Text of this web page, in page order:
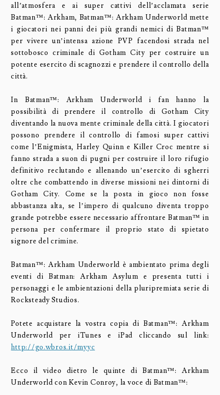
all’atmosfera e ai super cattivi dell’acclamata serie
Batman™: Arkham, Batman™: Arkham Underworld mette
i giocatori nei panni dei più grandi nemici di Batman™
per vivere un’intensa azione PVP facendosi strada nel
sottobosco criminale di Gotham City per costruire un
potente esercito di scagnozzi e prendere il controllo della
città.
In Batman™: Arkham Underworld i fan hanno la
possibilità di prendere il controllo di Gotham City
diventando la nuova mente criminale della città. I giocatori
possono prendere il controllo di famosi super cattivi
come l’Enigmista, Harley Quinn e Killer Croc mentre si
fanno strada a suon di pugni per costruire il loro rifugio
definitivo reclutando e allenando un’esercito di sgherri
oltre che combattendo in diverse missioni nei dintorni di
Gotham City. Come se la posta in gioco non fosse
abbastanza alta, se l’impero di qualcuno diventa troppo
grande potrebbe essere necessario affrontare Batman™ in
persona per confermare il proprio stato di spietato
signore del crimine.
Batman™: Arkham Underworld è ambientato prima degli
eventi di Batman: Arkham Asylum e presenta tutti i
personaggi e le ambientazioni della pluripremiata serie di
Rocksteady Studios.
Potete acquistare la vostra copia di Batman™: Arkham
Underworld per iTunes e iPad cliccando sul link:
http://go.wbros.it/myyc
Ecco il video dietro le quinte di Batman™: Arkham
Underworld con Kevin Conroy, la voce di Batman™: